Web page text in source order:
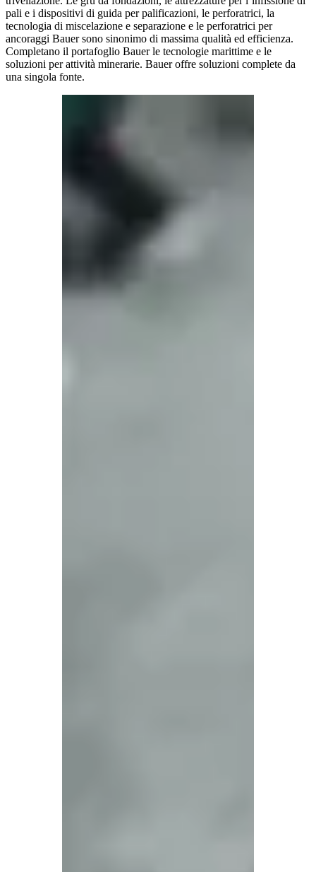
pali e i dispositivi di guida per palificazioni, le perforatrici, la
tecnologia di miscelazione e separazione e le perforatrici per
ancoraggi Bauer sono sinonimo di massima qualità ed efficienza.
Completano il portafoglio Bauer le tecnologie marittime e le
soluzioni per attività minerarie. Bauer offre soluzioni complete da
una singola fonte.